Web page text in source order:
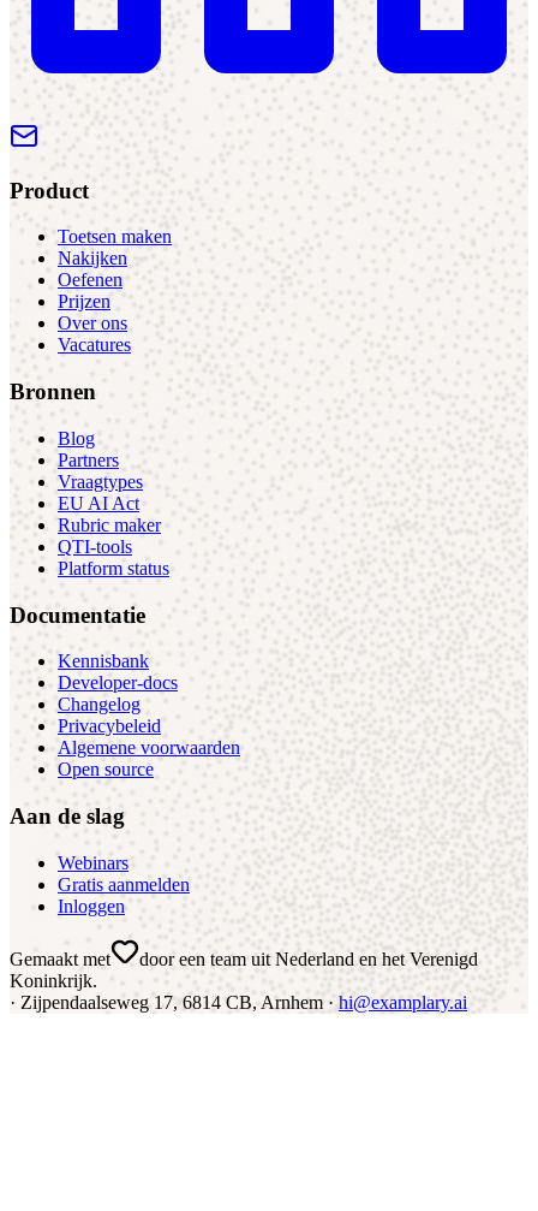
Product
Toetsen maken
Nakijken
Oefenen
Prijzen
Over ons
Vacatures
Bronnen
Blog
Partners
Vraagtypes
EU AI Act
Rubric maker
QTI-tools
Platform status
Documentatie
Kennisbank
Developer-docs
Changelog
Privacybeleid
Algemene voorwaarden
Open source
Aan de slag
Webinars
Gratis aanmelden
Inloggen
Gemaakt met
door een team uit Nederland en het Verenigd
Koninkrijk.
· Zijpendaalseweg 17, 6814 CB, Arnhem · hi@examplary.ai